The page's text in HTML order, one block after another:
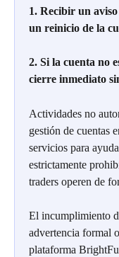
1. Recibir un
un reinicio de la
2. Si la cuenta no
cierre inmediato
Actividades no
gestión de cuentas
servicios para
estrictamente
traders operen de
El incumplimiento
advertencia formal
plataforma